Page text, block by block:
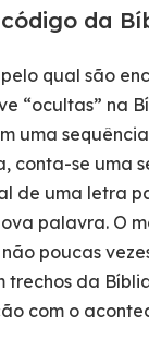
da
pelo qual são
“ocultas” na
uma
conta-se uma
de uma letra
palavra. O
poucas
trechos da
com o